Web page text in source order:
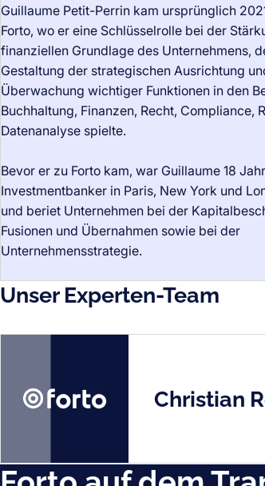
Guillaume Petit-Perrin
Chief Executive Officer
Guillaume Petit-Perrin kam ursprünglich
Forto, wo er eine Schlüsselrolle bei der
finanziellen Grundlage des Unternehmens,
Gestaltung der strategischen Ausrichtung
Überwachung wichtiger Funktionen in den
Buchhaltung, Finanzen, Recht, Compliance,
Datenanalyse spielte.
Bevor er zu Forto kam, war Guillaume 18
Investmentbanker in Paris, New York und
und beriet Unternehmen bei der
Fusionen und Übernahmen sowie bei der
Unternehmensstrategie.
Unser Experten-Team
Christian